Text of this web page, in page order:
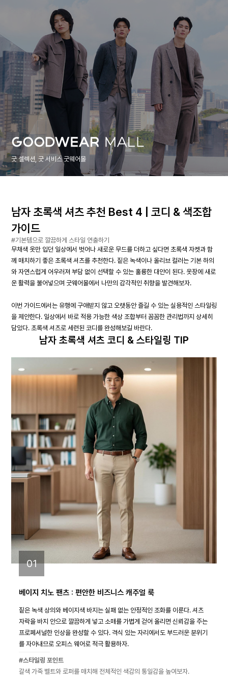
굿 셀렉션, 굿 서비스 굿웨어몰
남자 초록색 셔츠 추천 Best 4 | 코디 & 색조합
가이드
#기본템으로 깔끔하게 스타일 연출하기
무채색 옷만 입던 일상에서 벗어나 새로운 무드를 더하고 싶다면 초록색 자켓과 함
께 매치하기 좋은 초록색 셔츠를 추천한다. 짙은 녹색이나 올리브 컬러는 기본 하의
와 자연스럽게 어우러져 부담 없이 선택할 수 있는 훌륭한 대안이 된다. 옷장에 새로
운 활력을 불어넣으며 굿웨어몰에서 나만의 감각적인 취향을 발견해보자.
이번 가이드에서는 유행에 구애받지 않고 오랫동안 즐길 수 있는 실용적인 스타일링
을 제안한다. 일상에서 바로 적용 가능한 색상 조합부터 꼼꼼한 관리법까지 상세히
담았다. 초록색 셔츠로 세련된 코디를 완성해보길 바란다.
남자 초록색 셔츠 코디 & 스타일링 TIP
01
베이지 치노 팬츠 : 편안한 비즈니스 캐주얼 룩
짙은 녹색 상의와 베이지색 바지는 실패 없는 안정적인 조화를 이룬다. 셔츠
자락을 바지 안으로 깔끔하게 넣고 소매를 가볍게 걷어 올리면 신뢰감을 주는
프로페셔널한 인상을 완성할 수 있다. 격식 있는 자리에서도 부드러운 분위기
를 자아내므로 오피스 웨어로 적극 활용하자.
#스타일링 포인트
갈색 가죽 벨트와 로퍼를 매치해 전체적인 색감의 통일감을 높여보자.